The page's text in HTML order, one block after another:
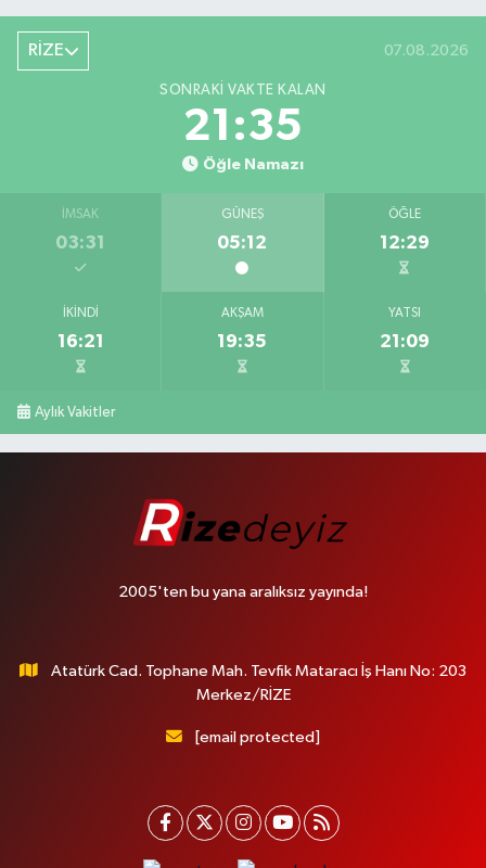
RİZE 07.08.2026
SONRAKI VAKTE KALAN
21:34
Öğle Namazı
İMSAK
03:31
GÜNEŞ
05:12
ÖĞLE
12:29
İKINDI
16:21
AKŞAM
19:35
YATSI
21:09
Aylık Vakitler
2005'ten bu yana aralıksız yayında!
Atatürk Cad. Tophane Mah. Tevfik Mataracı İş Hanı No: 203
Merkez/RİZE
[email protected]